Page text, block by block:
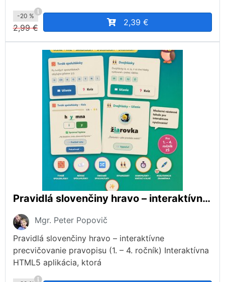
-20 %
2,99 €
2,39 €
Pravidlá slovenčiny hravo – interaktívne precvičovanie pravopisu (1. – 4. ročník)
Mgr. Peter Popovič
Pravidlá slovenčiny hravo – interaktívne
precvičovanie pravopisu (1. – 4. ročník) Interaktívna
HTML5 aplikácia, ktorá